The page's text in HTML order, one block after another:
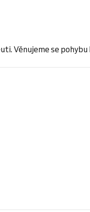
Věnujeme se pohybu